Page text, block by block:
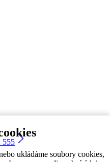
ukládáme soubory cookies,
555